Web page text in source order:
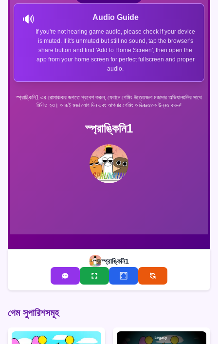
স্প্রাঙ্কিনি1
স্প্রাঙ্কিনি1 এর রোমাঞ্চকর জগতে প্রবেশ করুন, যেখানে গেমিং উত্তেজনা মজাদার অভিযানগুলির সাথে
মিলিত হয়। আজই মজা যোগ দিন এবং আপনার গেমিং অভিজ্ঞতাকে উন্নত করুন!
🔊 Audio Guide
If you're not hearing game audio, please check if your device
is muted. If it's unmuted but still no sound, tap the browser's
share button and find 'Add to Home Screen', then open the
app from your home screen for perfect fullscreen and proper
audio.
স্প্রাঙ্কিনি1
গেম সুপারিশসমূহ